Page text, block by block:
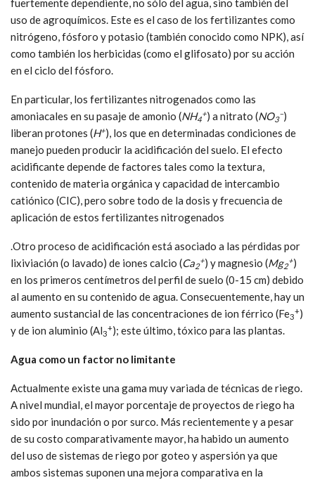
fuertemente dependiente, no sólo del agua, sino también del
uso de agroquímicos. Este es el caso de los fertilizantes como
nitrógeno, fósforo y potasio (también conocido como NPK), así
como también los herbicidas (como el glifosato) por su acción
en el ciclo del fósforo.
En particular, los fertilizantes nitrogenados como las
amoniacales en su pasaje de amonio (NH4
+) a nitrato (NO3
–)
liberan protones (H+), los que en determinadas condiciones de
manejo pueden producir la acidificación del suelo. El efecto
acidificante depende de factores tales como la textura,
contenido de materia orgánica y capacidad de intercambio
catiónico (CIC), pero sobre todo de la dosis y frecuencia de
aplicación de estos fertilizantes nitrogenados
.Otro proceso de acidificación está asociado a las pérdidas por
lixiviación (o lavado) de iones calcio (Ca2
+) y magnesio (Mg2
+)
en los primeros centímetros del perfil de suelo (0-15 cm) debido
al aumento en su contenido de agua. Consecuentemente, hay un
aumento sustancial de las concentraciones de ion férrico (Fe3
+)
y de ion aluminio (Al3
+); este último, tóxico para las plantas.
Agua como un factor no limitante
Actualmente existe una gama muy variada de técnicas de riego.
A nivel mundial, el mayor porcentaje de proyectos de riego ha
sido por inundación o por surco. Más recientemente y a pesar
de su costo comparativamente mayor, ha habido un aumento
del uso de sistemas de riego por goteo y aspersión ya que
ambos sistemas suponen una mejora comparativa en la